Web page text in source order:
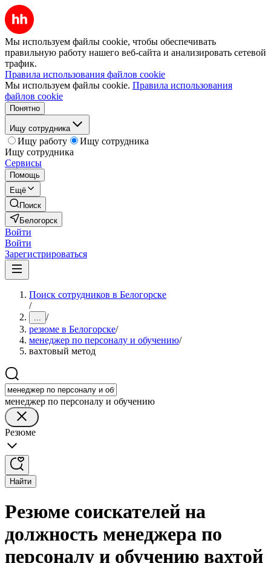
Мы используем файлы cookie, чтобы обеспечивать
правильную работу нашего веб-сайта и анализировать сетевой
трафик.
Правила использования файлов cookie
Мы используем файлы cookie. Правила использования
файлов cookie
Понятно
Ищу сотрудника
Ищу работу
Ищу сотрудника
Ищу сотрудника
Сервисы
Помощь
Ещё
Поиск
Белогорск
Войти
Войти
Зарегистрироваться
Поиск сотрудников в Белогорске
/
... /
резюме в Белогорске/
менеджер по персоналу и обучению/
вахтовый метод
менеджер по персоналу и обучению
Резюме
Найти
Резюме соискателей на
должность менеджера по
персоналу и обучению вахтой